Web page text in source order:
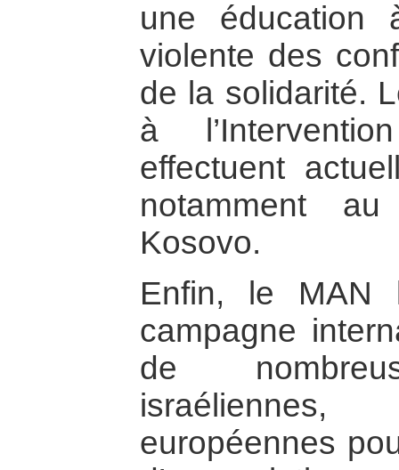
une éducation
violente des
de la solidarité.
à
effectuent
notamment
Kosovo.
Enfin, le MAN
campagne
de
israéliennes,
européennes